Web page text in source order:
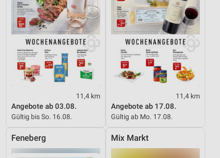
11,4 km
Angebote ab 03.08.
Gültig bis So. 16.08.
11,4 km
Angebote ab 17.08.
Gültig ab Mo. 17.08.
Feneberg Mix Markt